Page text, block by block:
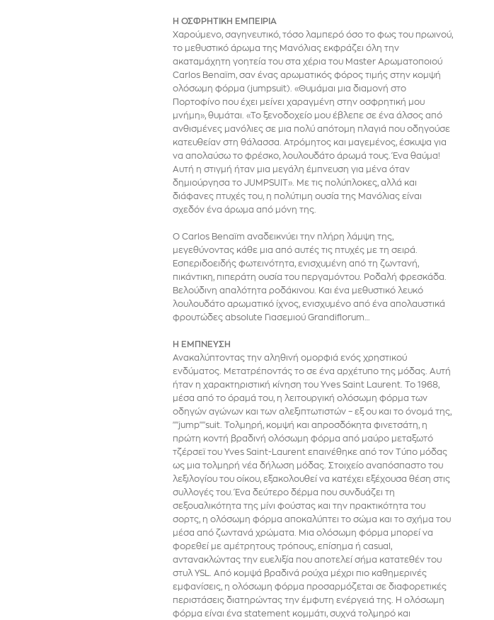
Η ΟΣΦΡΗΤΙΚΗ ΕΜΠΕΙΡΙΑ
Χαρούμενο, σαγηνευτικό, τόσο λαμπερό όσο το φως του πρωινού,
το μεθυστικό άρωμα της Μανόλιας εκφράζει όλη την
ακαταμάχητη γοητεία του στα χέρια του Master Αρωματοποιού
Carlos Benaïm, σαν ένας αρωματικός φόρος τιμής στην κομψή
ολόσωμη φόρμα (jumpsuit). «Θυμάμαι μια διαμονή στο
Πορτοφίνο που έχει μείνει χαραγμένη στην οσφρητική μου
μνήμη», θυμάται. «Το ξενοδοχείο μου έβλεπε σε ένα άλσος από
ανθισμένες μανόλιες σε μια πολύ απότομη πλαγιά που οδηγούσε
κατευθείαν στη θάλασσα. Ατρόμητος και μαγεμένος, έσκυψα για
να απολαύσω το φρέσκο, λουλουδάτο άρωμά τους. Ένα θαύμα!
Αυτή η στιγμή ήταν μια μεγάλη έμπνευση για μένα όταν
δημιούργησα το JUMPSUIT». Με τις πολύπλοκες, αλλά και
διάφανες πτυχές του, η πολύτιμη ουσία της Μανόλιας είναι
σχεδόν ένα άρωμα από μόνη της.
Ο Carlos Benaïm αναδεικνύει την πλήρη λάμψη της,
μεγεθύνοντας κάθε μια από αυτές τις πτυχές με τη σειρά.
Εσπεριδοειδής φωτεινότητα, ενισχυμένη από τη ζωντανή,
πικάντικη, πιπεράτη ουσία του περγαμόντου. Ροδαλή φρεσκάδα.
Βελούδινη απαλότητα ροδάκινου. Και ένα μεθυστικό λευκό
λουλουδάτο αρωματικό ίχνος, ενισχυμένο από ένα απολαυστικά
φρουτώδες absolute Γιασεμιού Grandiflorum…
Η ΕΜΠΝΕΥΣΗ
Ανακαλύπτοντας την αληθινή ομορφιά ενός χρηστικού
ενδύματος. Μετατρέποντάς το σε ένα αρχέτυπο της μόδας. Αυτή
ήταν η χαρακτηριστική κίνηση του Yves Saint Laurent. Το 1968,
μέσα από το όραμά του, η λειτουργική ολόσωμη φόρμα των
οδηγών αγώνων και των αλεξιπτωτιστών – εξ ου και το όνομά της,
""jump""suit. Τολμηρή, κομψή και απροσδόκητα φινετσάτη, η
πρώτη κοντή βραδινή ολόσωμη φόρμα από μαύρο μεταξωτό
τζέρσεϊ του Yves Saint-Laurent επαινέθηκε από τον Τύπο μόδας
ως μια τολμηρή νέα δήλωση μόδας. Στοιχείο αναπόσπαστο του
λεξιλογίου του οίκου, εξακολουθεί να κατέχει εξέχουσα θέση στις
συλλογές του. Ένα δεύτερο δέρμα που συνδυάζει τη
σεξουαλικότητα της μίνι φούστας και την πρακτικότητα του
σορτς, η ολόσωμη φόρμα αποκαλύπτει το σώμα και το σχήμα του
μέσα από ζωντανά χρώματα. Μια ολόσωμη φόρμα μπορεί να
φορεθεί με αμέτρητους τρόπους, επίσημα ή casual,
αντανακλώντας την ευελιξία που αποτελεί σήμα κατατεθέν του
στυλ YSL. Από κομψά βραδινά ρούχα μέχρι πιο καθημερινές
εμφανίσεις, η ολόσωμη φόρμα προσαρμόζεται σε διαφορετικές
περιστάσεις διατηρώντας την έμφυτη ενέργειά της. Η ολόσωμη
φόρμα είναι ένα statement κομμάτι, συχνά τολμηρό και